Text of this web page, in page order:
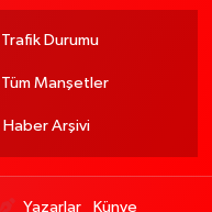
Trafik Durumu
Tüm Manşetler
Haber Arşivi
Yazarlar Künye